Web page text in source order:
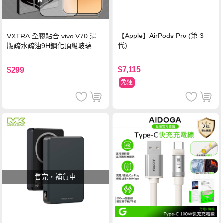
VXTRA 全膠貼合 vivo V70 滿
版疏水疏油9H鋼化頂級玻璃貼
$299
【Apple】AirPods Pro (第 3
代)
$7,115
免運
售完，補貨中